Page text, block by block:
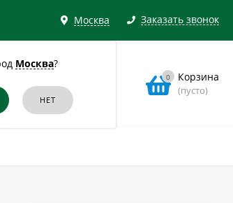
Москва
Москва?
Заказать звонок
0 Корзина
(пусто)